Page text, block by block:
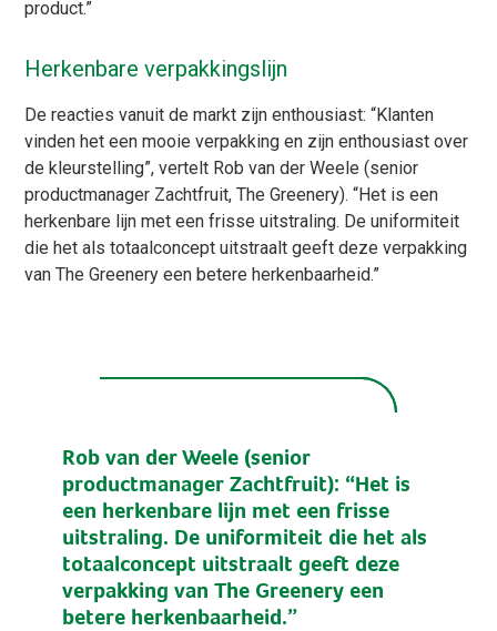
product.”
Herkenbare verpakkingslijn
De reacties vanuit de markt zijn enthousiast: “Klanten
vinden het een mooie verpakking en zijn enthousiast over
de kleurstelling”, vertelt Rob van der Weele (senior
productmanager Zachtfruit, The Greenery). “Het is een
herkenbare lijn met een frisse uitstraling. De uniformiteit
die het als totaalconcept uitstraalt geeft deze verpakking
van The Greenery een betere herkenbaarheid.”
Rob van der Weele (senior
productmanager Zachtfruit): “Het is
een herkenbare lijn met een frisse
uitstraling. De uniformiteit die het als
totaalconcept uitstraalt geeft deze
verpakking van The Greenery een
betere herkenbaarheid.”